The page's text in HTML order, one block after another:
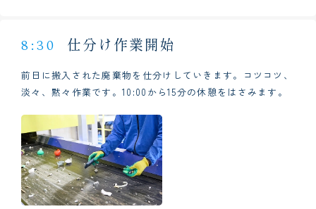
8:30 仕分け作業開始
前日に搬入された廃棄物を仕分けしていきます。コツコツ、
淡々、黙々作業です。10:00から15分の休憩をはさみます。